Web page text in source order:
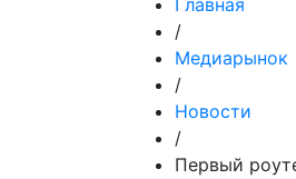
Главная
/
Медиарынок
/
Новости
/
Первый